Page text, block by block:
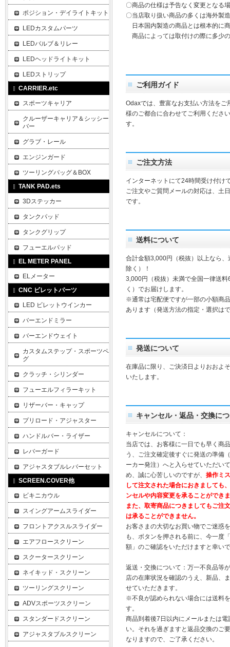
〇商品の仕様は予告なく変更となる
〇当店取り扱い商品の多くは海外製
日本国内製造の商品とは根本的に
商品によっては取付けの際に多少
ご利用ガイド
Odaxでは、豊富なお支払い方法を
様のご都合に合わせてご利用くださ
す。
ご注文方法
インターネットにて24時間受け付け
ご注文やご質問メールの対応は、土
です。
送料について
合計金額3,000円（税抜）以上なら
除く）！
3,000円（税抜）未満で全国一律送
く）でお届けします。
※通常は宅配便ですが一部の小額商
あります（発送方法の指定・選択は
発送について
在庫品に限り、ご決済日よりおおよ
いたします。
キャンセル・返品・交換に
キャンセルについて：
当店では、お客様に一日でも早く商
う、ご注文確定後すぐに発送の準備
ーカー発注）へと入らせていただい
め、誠に心苦しいのですが、 操作ミ
して注文された場合におきましても
ンセルや内容変更を承ることができ
また、取寄商品につきましてもご注
は承ることができません。
お客さまの大切なお買い物でご迷惑
も、ボタンを押される前に、今一度
額」のご確認をいただけますと幸い
返送・交換について：万一不良品等
店の在庫状況を確認のうえ、新品、
せていただきます。
※不良が認められない場合には送料
す。
商品到着後7日以内にメールまたは
い。それを過ぎますと返品交換のご
なりますので、ご了承ください。
ポジション・デイライトキット
LEDカスタムパーツ
LEDバルブ＆リレー
LEDヘッドライトキット
LEDストリップ
CARRIER.etc
スポーツキャリア
クルーザーキャリア＆シッシー
バー
グラブ・レール
エンジンガード
ツーリングバッグ＆BOX
TANK PAD.ets
3Dステッカー
タンクパッド
タンクグリップ
フューエルパッド
EL METER PANEL
ELメーター
CNC ビレットパーツ
LED ビレットウインカー
バーエンドミラー
バーエンドウェイト
カスタムステップ・スポーツペ
グ
クラッチ・シリンダー
フューエルフィラーキット
リザーバー・キャップ
プリロード・アジャスター
ハンドルバー・ライザー
レバーガード
アジャスタブルレバーセット
SCREEN.COVER他
ビキニカウル
スイングアームスライダー
フロントアクスルスライダー
エアフロースクリーン
スクータースクリーン
ネイキッド・スクリーン
ツーリングスクリーン
ADVスポーツスクリーン
スタンダードスクリーン
アジャスタブルスクリーン